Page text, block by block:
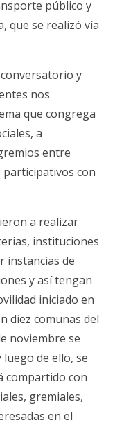
público y
que se realizó vía
y
nos
que congrega
a
entre
con
a realizar
instituciones
instancias de
y así tengan
iniciado en
diez comunas del
noviembre se
de ello, se
compartido con
gremiales,
en el